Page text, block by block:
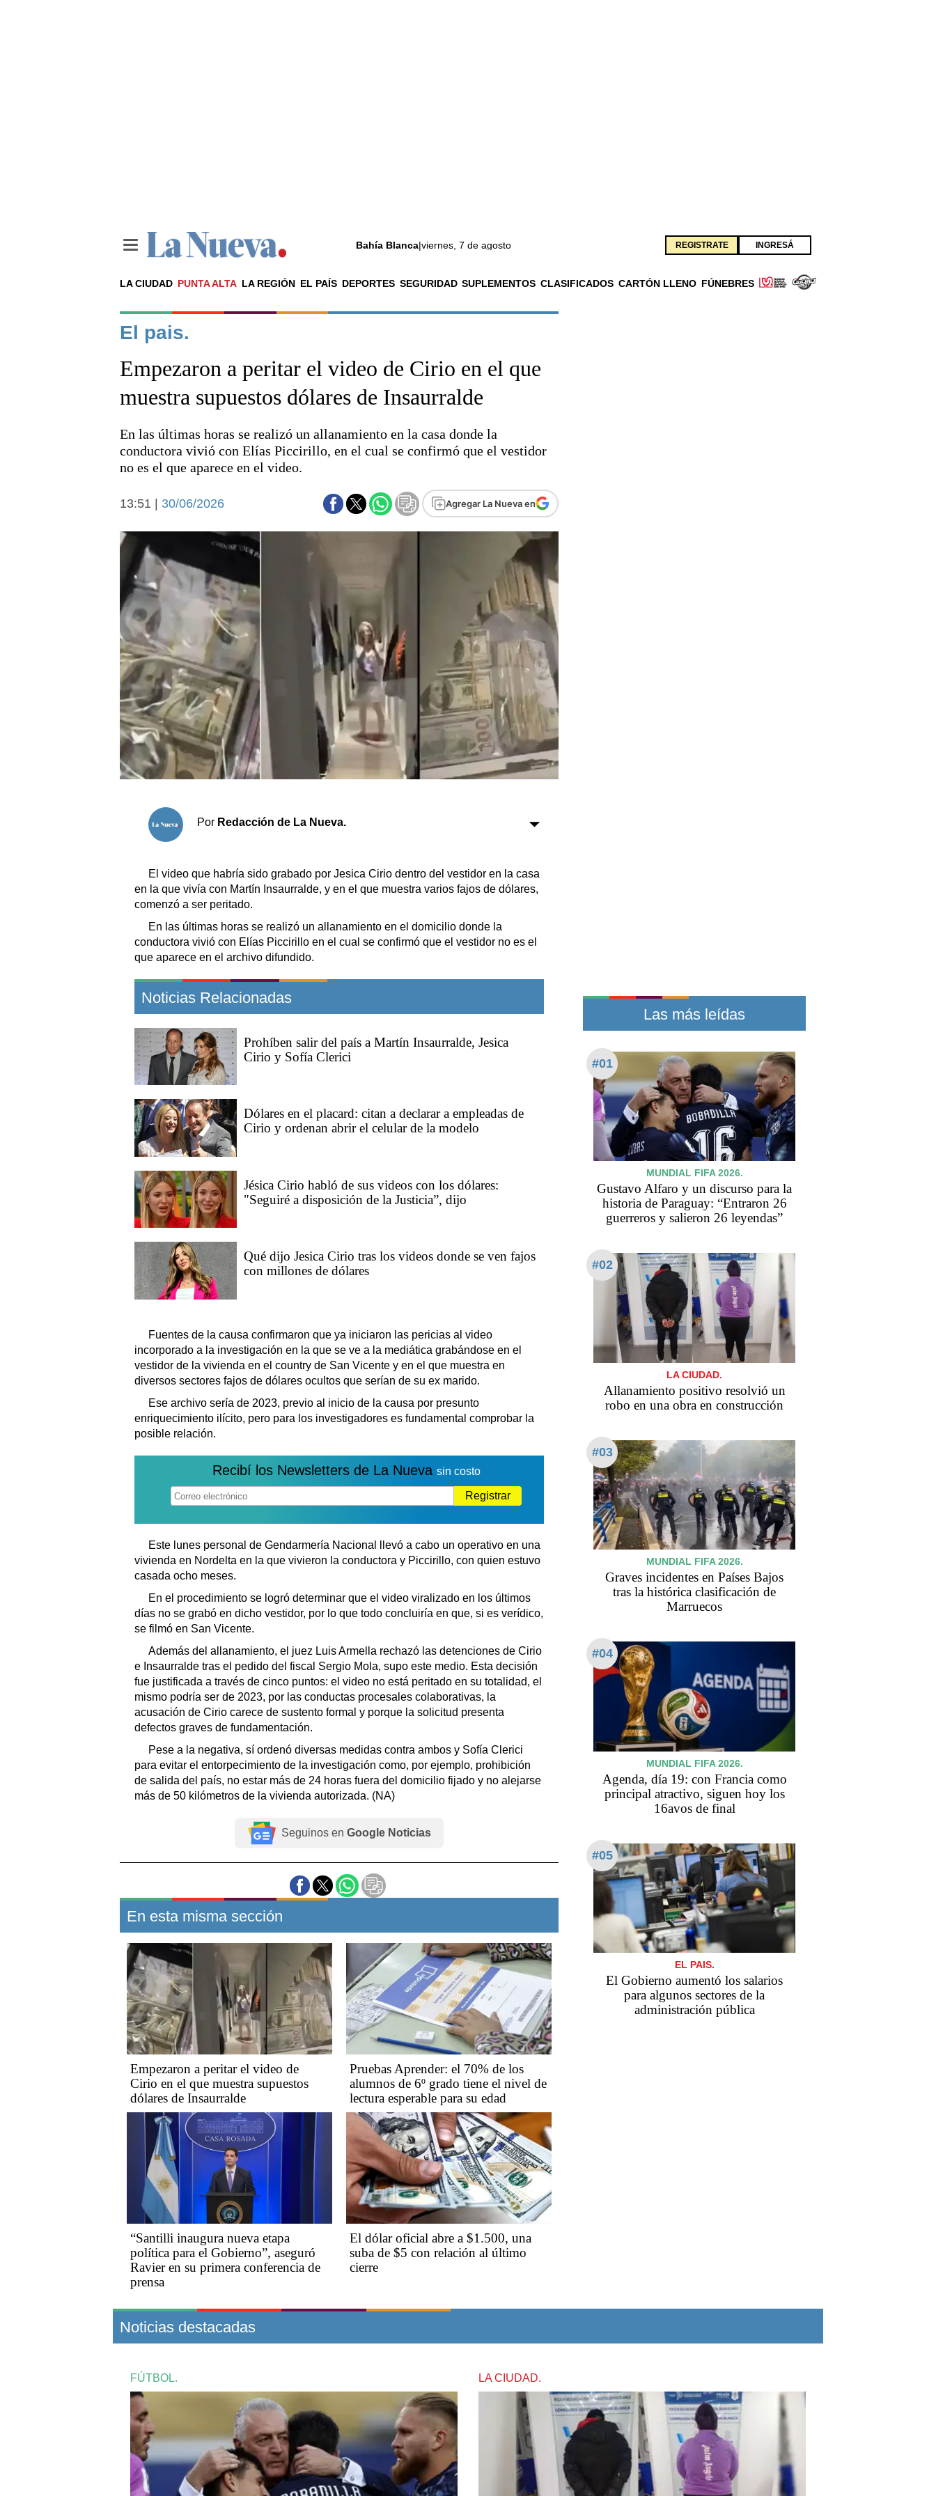
Bahía Blanca|viernes, 7 de agosto REGISTRATE INGRESÁ
LA CIUDAD PUNTA ALTA LA REGIÓN EL PAÍS DEPORTES SEGURIDAD SUPLEMENTOS CLASIFICADOS CARTÓN LLENO FÚNEBRES
Noticias
La ciudad
El país
Seguridad
Deportes
Escenario Olímpico
Liga del Sur
Fútbol
Federal A
Cines
Economía y campo
Espacio empresas
Sociedad y tiempo libre
Sociedad
Tecnología
Turismo
Salud
Es viral
El tiempo
Fúnebres
Clasificados
Suplementos
Servicios
Farmacias
Loterías
Datos Útiles
Edictos
Teléfonos de urgencia
El pais.
Empezaron a peritar el video de Cirio en el que
muestra supuestos dólares de Insaurralde
En las últimas horas se realizó un allanamiento en la casa donde la
conductora vivió con Elías Piccirillo, en el cual se confirmó que el vestidor
no es el que aparece en el video.
Agregar La Nueva en
13:51 | 30/06/2026
Por Redacción de La Nueva.
El video que habría sido grabado por Jesica Cirio dentro del vestidor en la casa
en la que vivía con Martín Insaurralde, y en el que muestra varios fajos de dólares,
comenzó a ser peritado.
En las últimas horas se realizó un allanamiento en el domicilio donde la
conductora vivió con Elías Piccirillo en el cual se confirmó que el vestidor no es el
que aparece en el archivo difundido.
Noticias Relacionadas
Prohíben salir del país a Martín Insaurralde, Jesica
Cirio y Sofía Clerici
Dólares en el placard: citan a declarar a empleadas de
Cirio y ordenan abrir el celular de la modelo
Jésica Cirio habló de sus videos con los dólares:
"Seguiré a disposición de la Justicia”, dijo
Qué dijo Jesica Cirio tras los videos donde se ven fajos
con millones de dólares
Fuentes de la causa confirmaron que ya iniciaron las pericias al video
incorporado a la investigación en la que se ve a la mediática grabándose en el
vestidor de la vivienda en el country de San Vicente y en el que muestra en
diversos sectores fajos de dólares ocultos que serían de su ex marido.
Ese archivo sería de 2023, previo al inicio de la causa por presunto
enriquecimiento ilícito, pero para los investigadores es fundamental comprobar la
posible relación.
Recibí los Newsletters de La Nueva sin costo
Registrar
Este lunes personal de Gendarmería Nacional llevó a cabo un operativo en una
vivienda en Nordelta en la que vivieron la conductora y Piccirillo, con quien estuvo
casada ocho meses.
En el procedimiento se logró determinar que el video viralizado en los últimos
días no se grabó en dicho vestidor, por lo que todo concluiría en que, si es verídico,
se filmó en San Vicente.
Además del allanamiento, el juez Luis Armella rechazó las detenciones de Cirio
e Insaurralde tras el pedido del fiscal Sergio Mola, supo este medio. Esta decisión
fue justificada a través de cinco puntos: el video no está peritado en su totalidad, el
mismo podría ser de 2023, por las conductas procesales colaborativas, la
acusación de Cirio carece de sustento formal y porque la solicitud presenta
defectos graves de fundamentación.
Pese a la negativa, sí ordenó diversas medidas contra ambos y Sofía Clerici
para evitar el entorpecimiento de la investigación como, por ejemplo, prohibición
de salida del país, no estar más de 24 horas fuera del domicilio fijado y no alejarse
más de 50 kilómetros de la vivienda autorizada. (NA)
Seguinos en Google Noticias
En esta misma sección
Empezaron a peritar el video de
Cirio en el que muestra supuestos
dólares de Insaurralde
Pruebas Aprender: el 70% de los
alumnos de 6º grado tiene el nivel de
lectura esperable para su edad
“Santilli inaugura nueva etapa
política para el Gobierno”, aseguró
Ravier en su primera conferencia de
prensa
El dólar oficial abre a $1.500, una
suba de $5 con relación al último
cierre
Las más leídas
#01
MUNDIAL FIFA 2026.
Gustavo Alfaro y un discurso para la
historia de Paraguay: “Entraron 26
guerreros y salieron 26 leyendas”
#02
LA CIUDAD.
Allanamiento positivo resolvió un
robo en una obra en construcción
#03
MUNDIAL FIFA 2026.
Graves incidentes en Países Bajos
tras la histórica clasificación de
Marruecos
#04
MUNDIAL FIFA 2026.
Agenda, día 19: con Francia como
principal atractivo, siguen hoy los
16avos de final
#05
EL PAIS.
El Gobierno aumentó los salarios
para algunos sectores de la
administración pública
Noticias destacadas
FÚTBOL. LA CIUDAD.